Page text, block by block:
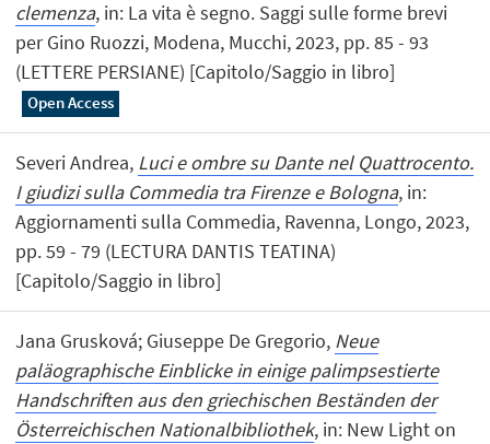
clemenza, in: La vita è segno. Saggi sulle forme brevi
per Gino Ruozzi, Modena, Mucchi, 2023, pp. 85 - 93
(LETTERE PERSIANE) [Capitolo/Saggio in libro]
Open Access
Severi Andrea, Luci e ombre su Dante nel Quattrocento.
I giudizi sulla Commedia tra Firenze e Bologna, in:
Aggiornamenti sulla Commedia, Ravenna, Longo, 2023,
pp. 59 - 79 (LECTURA DANTIS TEATINA)
[Capitolo/Saggio in libro]
Jana Grusková; Giuseppe De Gregorio, Neue
paläographische Einblicke in einige palimpsestierte
Handschriften aus den griechischen Beständen der
Österreichischen Nationalbibliothek, in: New Light on